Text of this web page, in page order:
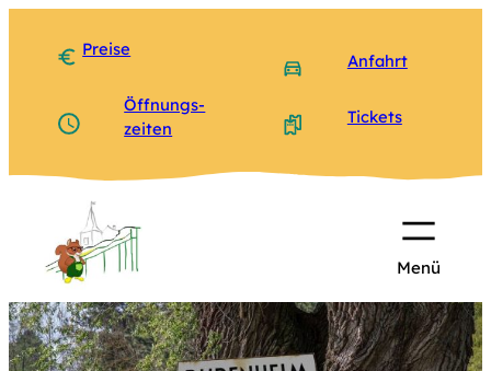
springen
Preise
Öffnungs­
zeiten
Anfahrt
Tickets